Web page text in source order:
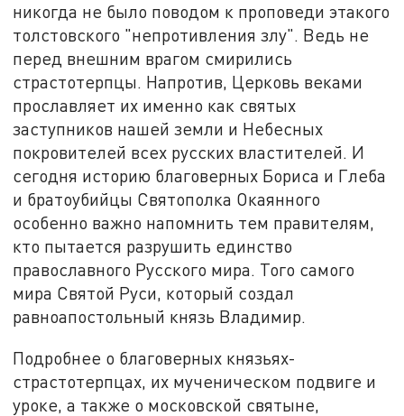
никогда не было поводом к проповеди этакого
толстовского "непротивления злу". Ведь не
перед внешним врагом смирились
страстотерпцы. Напротив, Церковь веками
прославляет их именно как святых
заступников нашей земли и Небесных
покровителей всех русских властителей. И
сегодня историю благоверных Бориса и Глеба
и братоубийцы Святополка Окаянного
особенно важно напомнить тем правителям,
кто пытается разрушить единство
православного Русского мира. Того самого
мира Святой Руси, который создал
равноапостольный князь Владимир.
Подробнее о благоверных князьях-
страстотерпцах, их мученическом подвиге и
уроке, а также о московской святыне,